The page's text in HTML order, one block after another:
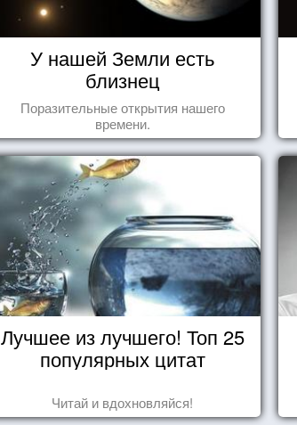
У нашей Земли есть
близнец
Поразительные открытия нашего
времени.
Лучшее из лучшего! Топ 25
популярных цитат
Читай и вдохновляйся!